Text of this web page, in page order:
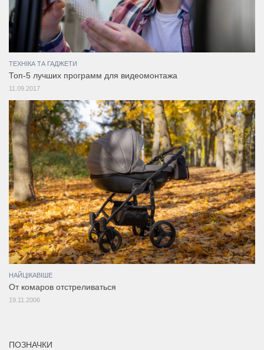
ТЕХНІКА ТА ГАДЖЕТИ
Топ-5 лучших программ для видеомонтажа
11.09.2017
НАЙЦІКАВІШЕ
От комаров отстреливаться
19.11.2006
ПОЗНАЧКИ